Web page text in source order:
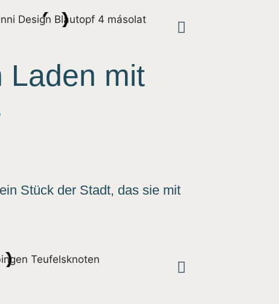
Laden mit
Stück der Stadt, das sie mit